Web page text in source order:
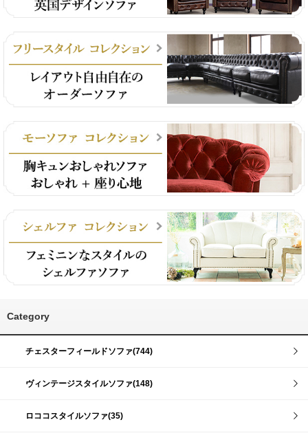
Category
チェスターフィールドソファ(744)
ヴィンテージスタイルソファ(148)
ロココスタイルソファ(35)